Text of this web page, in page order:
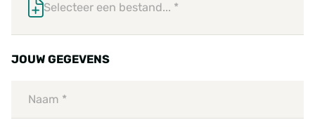
Selecteer een bestand... *
JOUW GEGEVENS